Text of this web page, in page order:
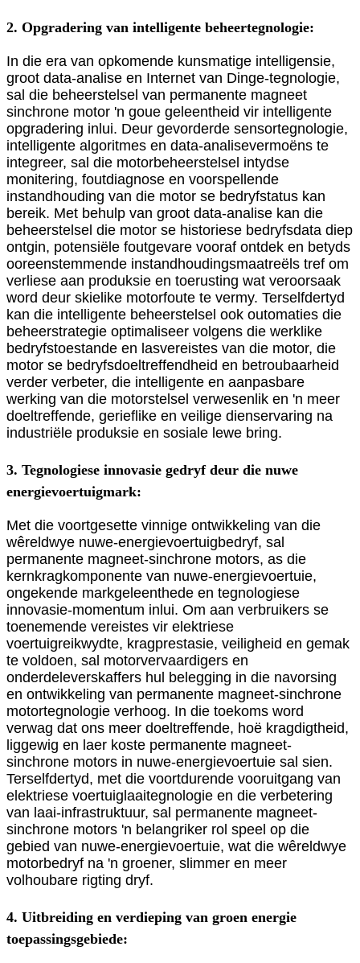
2. Opgradering van intelligente beheertegnologie:
In die era van opkomende kunsmatige intelligensie,
groot data-analise en Internet van Dinge-tegnologie,
sal die beheerstelsel van permanente magneet
sinchrone motor 'n goue geleentheid vir intelligente
opgradering inlui. Deur gevorderde sensortegnologie,
intelligente algoritmes en data-analisevermoëns te
integreer, sal die motorbeheerstelsel intydse
monitering, foutdiagnose en voorspellende
instandhouding van die motor se bedryfstatus kan
bereik. Met behulp van groot data-analise kan die
beheerstelsel die motor se historiese bedryfsdata diep
ontgin, potensiële foutgevare vooraf ontdek en betyds
ooreenstemmende instandhoudingsmaatreëls tref om
verliese aan produksie en toerusting wat veroorsaak
word deur skielike motorfoute te vermy. Terselfdertyd
kan die intelligente beheerstelsel ook outomaties die
beheerstrategie optimaliseer volgens die werklike
bedryfstoestande en lasvereistes van die motor, die
motor se bedryfsdoeltreffendheid en betroubaarheid
verder verbeter, die intelligente en aanpasbare
werking van die motorstelsel verwesenlik en 'n meer
doeltreffende, gerieflike en veilige dienservaring na
industriële produksie en sosiale lewe bring.
3. Tegnologiese innovasie gedryf deur die nuwe
energievoertuigmark:
Met die voortgesette vinnige ontwikkeling van die
wêreldwye nuwe-energievoertuigbedryf, sal
permanente magneet-sinchrone motors, as die
kernkragkomponente van nuwe-energievoertuie,
ongekende markgeleenthede en tegnologiese
innovasie-momentum inlui. Om aan verbruikers se
toenemende vereistes vir elektriese
voertuigreikwydte, kragprestasie, veiligheid en gemak
te voldoen, sal motorvervaardigers en
onderdeleverskaffers hul belegging in die navorsing
en ontwikkeling van permanente magneet-sinchrone
motortegnologie verhoog. In die toekoms word
verwag dat ons meer doeltreffende, hoë kragdigtheid,
liggewig en laer koste permanente magneet-
sinchrone motors in nuwe-energievoertuie sal sien.
Terselfdertyd, met die voortdurende vooruitgang van
elektriese voertuiglaaitegnologie en die verbetering
van laai-infrastruktuur, sal permanente magneet-
sinchrone motors 'n belangriker rol speel op die
gebied van nuwe-energievoertuie, wat die wêreldwye
motorbedryf na 'n groener, slimmer en meer
volhoubare rigting dryf.
4. Uitbreiding en verdieping van groen energie
toepassingsgebiede: